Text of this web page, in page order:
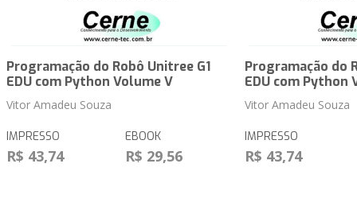
Programação do Robô Unitree G1
EDU com Python Volume V
Vitor Amadeu Souza
IMPRESSO
R$ 43,74
EBOOK
R$ 29,56
Programação do
EDU com Python
Vitor Amadeu Souza
IMPRESSO
R$ 43,74